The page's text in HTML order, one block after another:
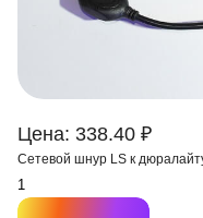
Цена: 338.40 ₽
Сетевой шнур LS к